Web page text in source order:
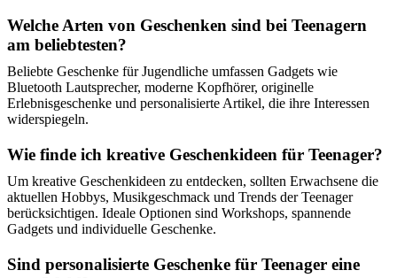
Welche Arten von Geschenken sind bei Teenagern
am beliebtesten?
Beliebte Geschenke für Jugendliche umfassen Gadgets wie
Bluetooth Lautsprecher, moderne Kopfhörer, originelle
Erlebnisgeschenke und personalisierte Artikel, die ihre Interessen
widerspiegeln.
Wie finde ich kreative Geschenkideen für Teenager?
Um kreative Geschenkideen zu entdecken, sollten Erwachsene die
aktuellen Hobbys, Musikgeschmack und Trends der Teenager
berücksichtigen. Ideale Optionen sind Workshops, spannende
Gadgets und individuelle Geschenke.
Sind personalisierte Geschenke für Teenager eine